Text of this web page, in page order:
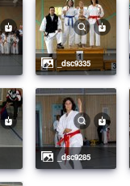
_dsc9335
_dsc9285